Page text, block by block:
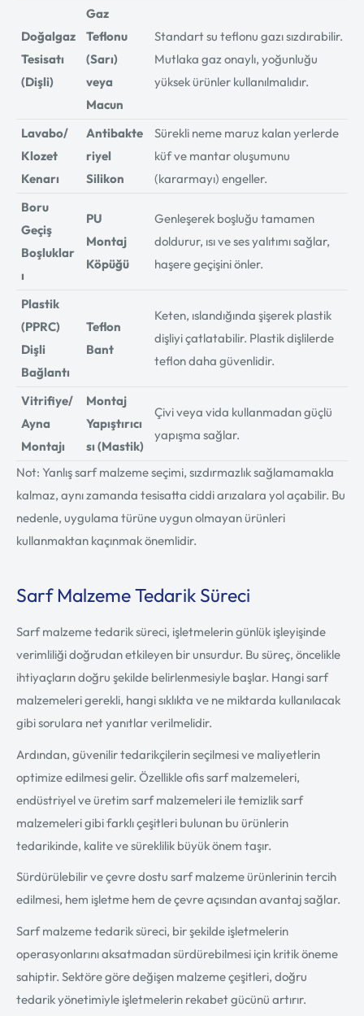
Doğalgaz
Tesisatı
(Dişli)
Gaz
Teflonu
(Sarı)
veya
Macun
Standart su teflonu gazı sızdırabilir.
Mutlaka gaz onaylı, yoğunluğu
yüksek ürünler kullanılmalıdır.
Lavabo/
Klozet
Kenarı
Antibakte
riyel
Silikon
Sürekli neme maruz kalan yerlerde
küf ve mantar oluşumunu
(kararmayı) engeller.
Boru
Geçiş
Boşluklar
ı
PU
Montaj
Köpüğü
Genleşerek boşluğu tamamen
doldurur, ısı ve ses yalıtımı sağlar,
haşere geçişini önler.
Plastik
(PPRC)
Dişli
Bağlantı
Teflon
Bant
Keten, ıslandığında şişerek plastik
dişliyi çatlatabilir. Plastik dişlilerde
teflon daha güvenlidir.
Vitrifiye/
Ayna
Montajı
Montaj
Yapıştırıcı
sı (Mastik)
Çivi veya vida kullanmadan güçlü
yapışma sağlar.
Not: Yanlış sarf malzeme seçimi, sızdırmazlık sağlamamakla
kalmaz, aynı zamanda tesisatta ciddi arızalara yol açabilir. Bu
nedenle, uygulama türüne uygun olmayan ürünleri
kullanmaktan kaçınmak önemlidir.
Sarf Malzeme Tedarik Süreci
Sarf malzeme tedarik süreci, işletmelerin günlük işleyişinde
verimliliği doğrudan etkileyen bir unsurdur. Bu süreç, öncelikle
ihtiyaçların doğru şekilde belirlenmesiyle başlar. Hangi sarf
malzemeleri gerekli, hangi sıklıkta ve ne miktarda kullanılacak
gibi sorulara net yanıtlar verilmelidir.
Ardından, güvenilir tedarikçilerin seçilmesi ve maliyetlerin
optimize edilmesi gelir. Özellikle ofis sarf malzemeleri,
endüstriyel ve üretim sarf malzemeleri ile temizlik sarf
malzemeleri gibi farklı çeşitleri bulunan bu ürünlerin
tedarikinde, kalite ve süreklilik büyük önem taşır.
Sürdürülebilir ve çevre dostu sarf malzeme ürünlerinin tercih
edilmesi, hem işletme hem de çevre açısından avantaj sağlar.
Sarf malzeme tedarik süreci, bir şekilde işletmelerin
operasyonlarını aksatmadan sürdürebilmesi için kritik öneme
sahiptir. Sektöre göre değişen malzeme çeşitleri, doğru
tedarik yönetimiyle işletmelerin rekabet gücünü artırır.